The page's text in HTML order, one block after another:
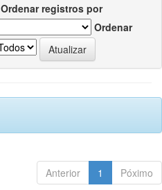
Ordenar registros por
Ordenar
Anterior 1 Póximo